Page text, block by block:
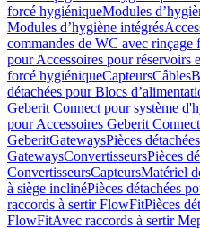
forcé hygiéniqueModules
Modules d’hygiène intégrés
commandes de WC avec rinçage
pour Accessoires pour réservoirs
forcé hygiéniqueCapteursCâbles
détachées pour Blocs
Geberit Connect pour système
pour Accessoires Geberit
GeberitGatewaysPièces
GatewaysConvertisseursPièces
ConvertisseursCapteursMatériel
à siège inclinéPièces détachées
raccords à sertir FlowFitPièces
FlowFitAvec raccords à sertir